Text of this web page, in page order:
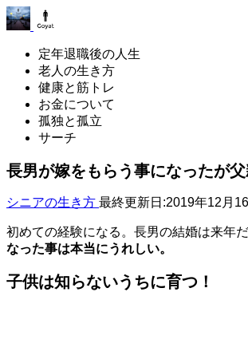
定年退職後の人生
老人の生き方
健康と筋トレ
お金について
孤独と孤立
サーチ
長男が嫁をもらう事になったが
シニアの生き方 最終更新日:2019年12月
初めての経験になる。長男の結婚は来年
なった事は本当にうれしい。
子供は知らないうちに育つ！